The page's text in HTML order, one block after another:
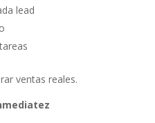
lead
ventas reales.